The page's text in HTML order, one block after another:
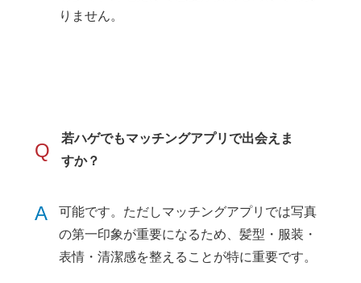
りません。
Q
若ハゲでもマッチングアプリで出会えま
すか？
A
可能です。ただしマッチングアプリでは写真
の第一印象が重要になるため、髪型・服装・
表情・清潔感を整えることが特に重要です。